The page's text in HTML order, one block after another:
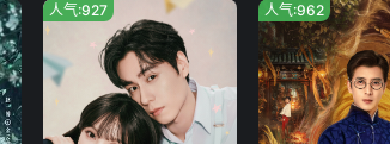
人气:927 人气:962